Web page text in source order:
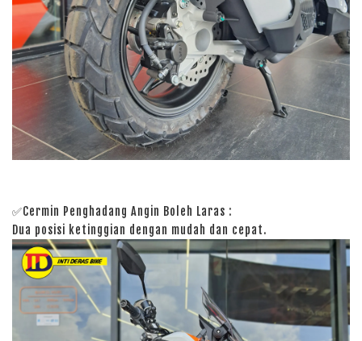
✅Cermin Penghadang Angin Boleh Laras :
Dua posisi ketinggian dengan mudah dan cepat.